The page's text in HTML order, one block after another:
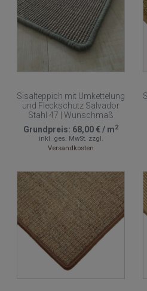
Sisalteppich mit Umkettelung
und Fleckschutz Salvador
Stahl 47 | Wunschmaß
Grundpreis: 68,00 €/ m2
inkl. ges. MwSt. zzgl.
Versandkosten